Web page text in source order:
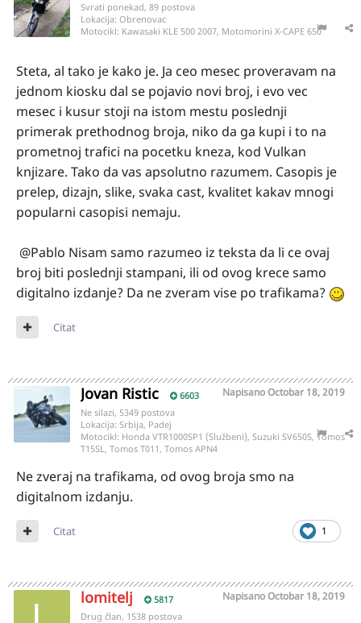
Svrati ponekad, 89 postova
Lokacija: Obrenovac
Motocikl: Kawasaki KLE 500 2007, Motomorini X-CAPE 650
Steta, al tako je kako je. Ja ceo mesec proveravam na
jednom kiosku dal se pojavio novi broj, i evo vec
mesec i kusur stoji na istom mestu poslednji
primerak prethodnog broja, niko da ga kupi i to na
prometnoj trafici na pocetku kneza, kod Vulkan
knjizare. Tako da vas apsolutno razumem. Casopis je
prelep, dizajn, slike, svaka cast, kvalitet kakav mnogi
popularni casopisi nemaju.
@Pablo Nisam samo razumeo iz teksta da li ce ovaj
broj biti poslednji stampani, ili od ovog krece samo
digitalno izdanje? Da ne zveram vise po trafikama?
Citat
Jovan Ristic 6603 NapisanoOctobar 18, 2019
Ne silazi, 5349 postova
Lokacija: Srbija, Padej
Motocikl: Honda VTR1000SP1 (Službeni), Suzuki SV650S, Tomos
T15SL, Tomos T011, Tomos APN4
Ne zveraj na trafikama, od ovog broja smo na
digitalnom izdanju.
1
Citat
lomitelj 5817 NapisanoOctobar 18, 2019
Drug član, 1538 postova